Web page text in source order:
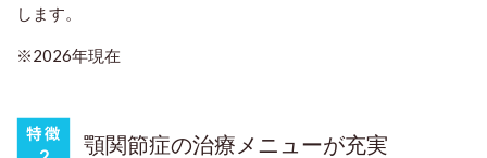
します。
※2026年現在
顎関節症の治療メニューが充実